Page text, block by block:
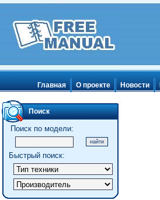
Главная О проекте Новости
Поиск
Поиск по модели:
Быстрый поиск: